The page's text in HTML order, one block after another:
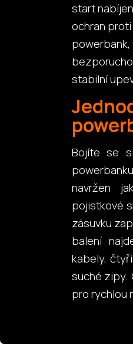
start
ochran
stabilní
Bojíte se
navržen
pojistkové
zásuvku
balení
kabely,
suché zipy.
pro rychlou